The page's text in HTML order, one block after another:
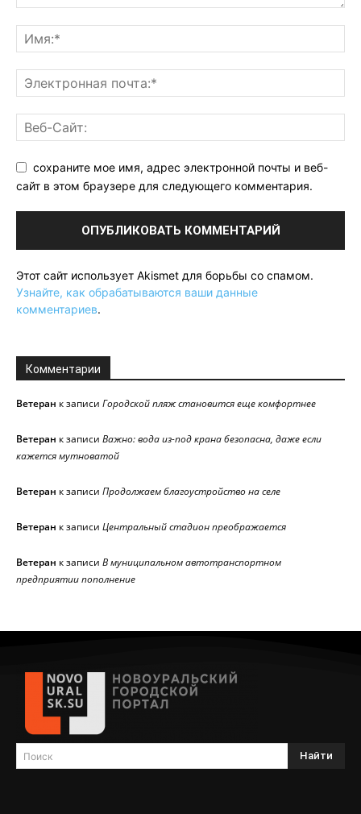
сохраните мое имя, адрес электронной почты и веб-
сайт в этом браузере для следующего комментария.
Этот сайт использует Akismet для борьбы со спамом.
Узнайте, как обрабатываются ваши данные
комментариев.
Комментарии
Ветеран к записи Городской пляж становится еще комфортнее
Ветеран к записи Важно: вода из-под крана безопасна, даже если
кажется мутноватой
Ветеран к записи Продолжаем благоустройство на селе
Ветеран к записи Центральный стадион преображается
Ветеран к записи В муниципальном автотранспортном
предприятии пополнение
Поиск Найти